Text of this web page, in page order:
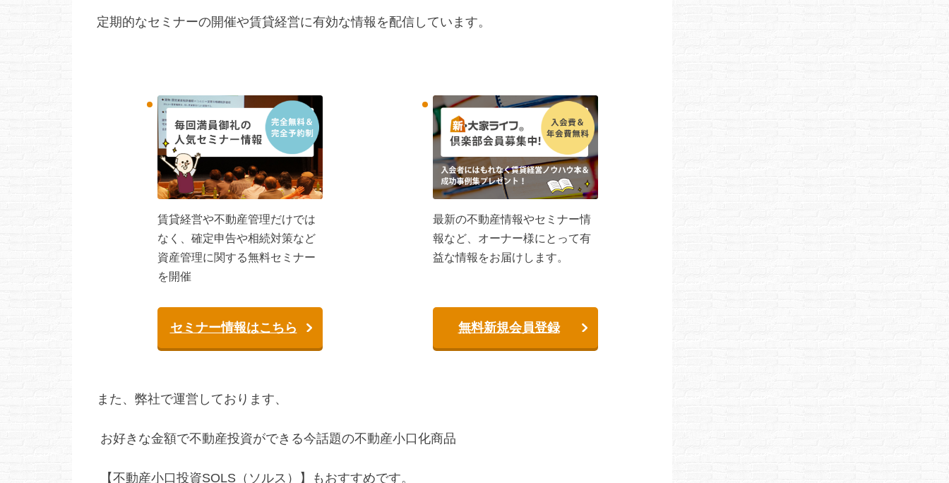
定期的なセミナーの開催や賃貸経営に有効な情報を配信しています。
賃貸経営や不動産管理だけでは
なく、確定申告や相続対策など
資産管理に関する無料セミナー
を開催
セミナー情報はこちら
最新の不動産情報やセミナー情
報など、オーナー様にとって有
益な情報をお届けします。
無料新規会員登録
また、弊社で運営しております、
お好きな金額で不動産投資ができる今話題の不動産小口化商品
【不動産小口投資SOLS（ソルス）】もおすすめです。